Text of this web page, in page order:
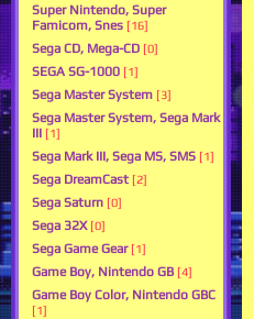
Super Nintendo, Super
Famicom, Snes [16]
Sega CD, Mega-CD [0]
SEGA SG-1000 [1]
Sega Master System [3]
Sega Master System, Sega Mark
III [1]
Sega Mark III, Sega MS, SMS [1]
Sega DreamCast [2]
Sega Saturn [0]
Sega 32X [0]
Sega Game Gear [1]
Game Boy, Nintendo GB [4]
Game Boy Color, Nintendo GBC
[1]